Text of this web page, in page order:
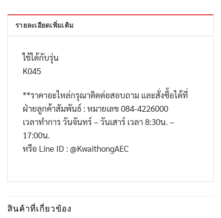
รายละเอียดเพิ่มเติม
ใช้ได้กับรุ่น
K045
**ราคาอะไหล่กรุณาติดต่อสอบถาม และสั่งซื้อได้ที่
ฝ่ายลูกค้าสัมพันธ์ : หมายเลข 084-4226000
เวลาทำการ วันจันทร์ – วันเสาร์ เวลา 8:30น. –
17:00น.
หรือ Line ID : @KwaithongAEC
สินค้าที่เกี่ยวข้อง